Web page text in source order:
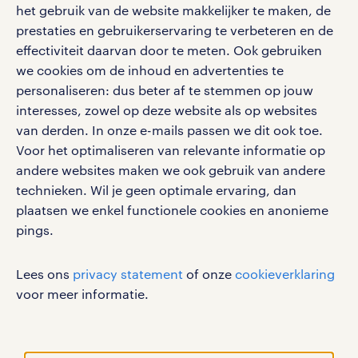
het gebruik van de website makkelijker te maken, de
prestaties en gebruikerservaring te verbeteren en de
effectiviteit daarvan door te meten. Ook gebruiken
we cookies om de inhoud en advertenties te
personaliseren: dus beter af te stemmen op jouw
interesses, zowel op deze website als op websites
van derden. In onze e-mails passen we dit ook toe.
Voor het optimaliseren van relevante informatie op
andere websites maken we ook gebruik van andere
technieken. Wil je geen optimale ervaring, dan
plaatsen we enkel functionele cookies en anonieme
pings.
Lees ons privacy statement of onze cookieverklaring
voor meer informatie.
salarischecker
bruto-netto calculator
klachten en misstanden
Eenvoudig, snel en overal.
apple app store
google play store
social media
Volg ons voor de leukste content omtrent
vacatures, solliciteren en inspiratie.
werken bij randstad